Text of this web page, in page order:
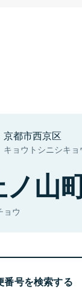
京都市西京区
キョウトシニシキョ
山
ョウ
番号を検索する